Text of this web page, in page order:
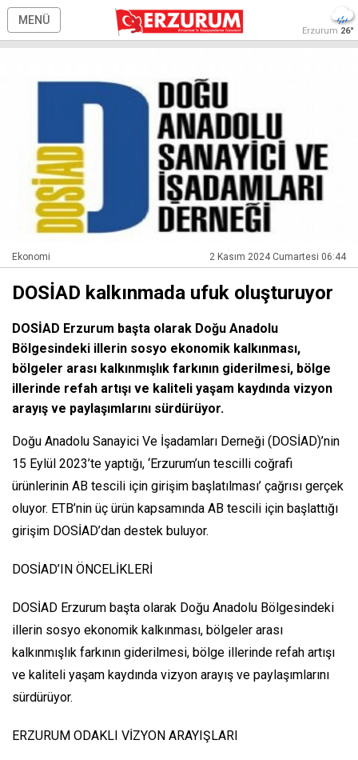
MENÜ
Erzurum 26°
Ekonomi 2 Kasım 2024 Cumartesi 06:44
DOSİAD kalkınmada ufuk oluşturuyor
DOSİAD Erzurum başta olarak Doğu Anadolu
Bölgesindeki illerin sosyo ekonomik kalkınması,
bölgeler arası kalkınmışlık farkının giderilmesi, bölge
illerinde refah artışı ve kaliteli yaşam kaydında vizyon
arayış ve paylaşımlarını sürdürüyor.
Doğu Anadolu Sanayici Ve İşadamları Derneği (DOSİAD)’nin
15 Eylül 2023’te yaptığı, ‘Erzurum’un tescilli coğrafi
ürünlerinin AB tescili için girişim başlatılması’ çağrısı gerçek
oluyor. ETB’nin üç ürün kapsamında AB tescili için başlattığı
girişim DOSİAD’dan destek buluyor.
DOSİAD’IN ÖNCELİKLERİ
DOSİAD Erzurum başta olarak Doğu Anadolu Bölgesindeki
illerin sosyo ekonomik kalkınması, bölgeler arası
kalkınmışlık farkının giderilmesi, bölge illerinde refah artışı
ve kaliteli yaşam kaydında vizyon arayış ve paylaşımlarını
sürdürüyor.
ERZURUM ODAKLI VİZYON ARAYIŞLARI